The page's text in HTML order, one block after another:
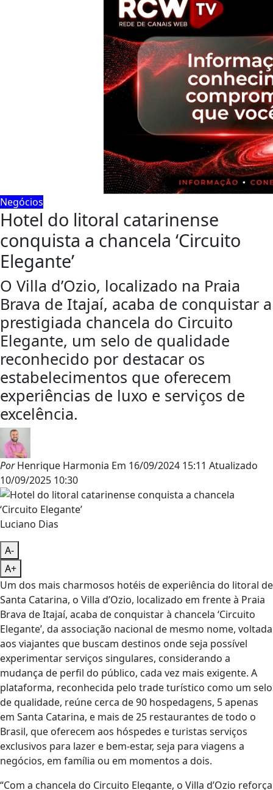
Negócios
Hotel do litoral catarinense
conquista a chancela ‘Circuito
Elegante’
O Villa d’Ozio, localizado na Praia
Brava de Itajaí, acaba de conquistar a
prestigiada chancela do Circuito
Elegante, um selo de qualidade
reconhecido por destacar os
estabelecimentos que oferecem
experiências de luxo e serviços de
excelência.
PorHenrique Harmonia Em 16/09/2024 15:11 Atualizado
10/09/2025 10:30
Luciano Dias
A-
A+
Um dos mais charmosos hotéis de experiência do litoral de
Santa Catarina, o Villa d’Ozio, localizado em frente à Praia
Brava de Itajaí, acaba de conquistar à chancela ‘Circuito
Elegante’, da associação nacional de mesmo nome, voltada
aos viajantes que buscam destinos onde seja possível
experimentar serviços singulares, considerando a
mudança de perfil do público, cada vez mais exigente. A
plataforma, reconhecida pelo trade turístico como um selo
de qualidade, reúne cerca de 90 hospedagens, 5 apenas
em Santa Catarina, e mais de 25 restaurantes de todo o
Brasil, que oferecem aos hóspedes e turistas serviços
exclusivos para lazer e bem-estar, seja para viagens a
negócios, em família ou em momentos a dois.
“Com a chancela do Circuito Elegante, o Villa d’Ozio reforça